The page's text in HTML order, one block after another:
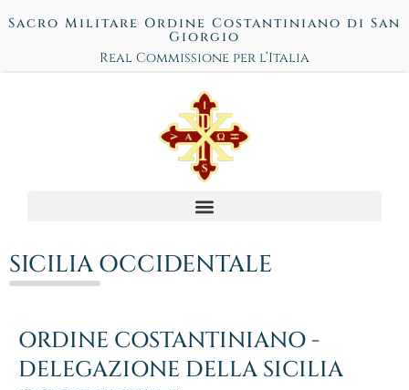
Sacro Militare Ordine Costantiniano di San
Giorgio
Real Commissione per l’Italia
SICILIA OCCIDENTALE
ORDINE COSTANTINIANO -
DELEGAZIONE DELLA SICILIA